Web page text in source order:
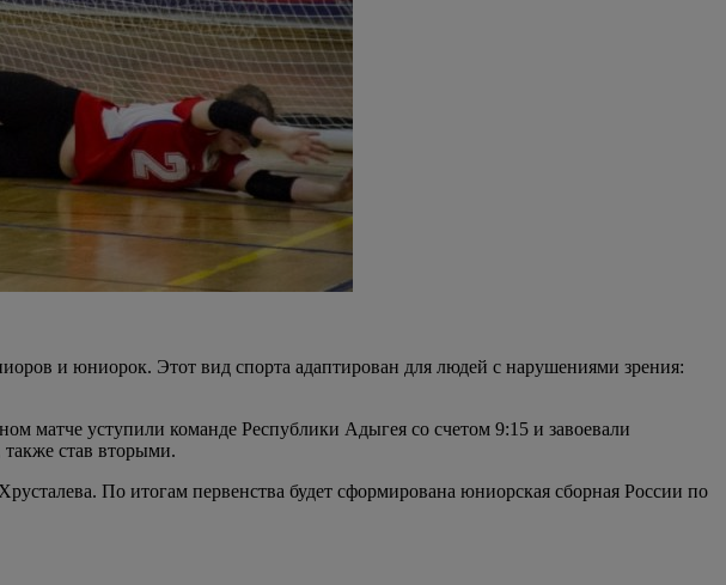
и юниорок. Этот вид спорта адаптирован для людей с нарушениями зрения:
матче уступили команде Республики Адыгея со счетом 9:15 и завоевали
став вторыми.
По итогам первенства будет сформирована юниорская сборная России по